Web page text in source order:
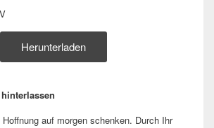
Herunterladen
auf morgen schenken. Durch Ihr